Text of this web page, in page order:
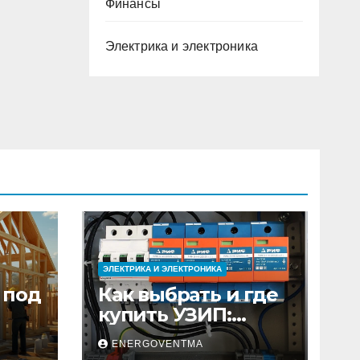
Финансы
Электрика и электроника
под
ЭЛЕКТРИКА И ЭЛЕКТРОНИКА
Как выбрать и где
купить УЗИП:
особенности
устройств защиты
ENERGOVENTMA